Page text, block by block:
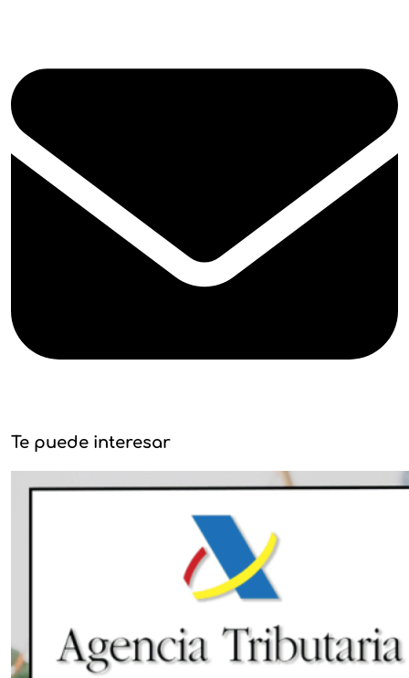
Te puede interesar